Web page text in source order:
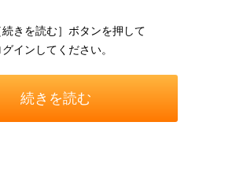
きを読む］ボタンを押して
インしてください。
続きを読む